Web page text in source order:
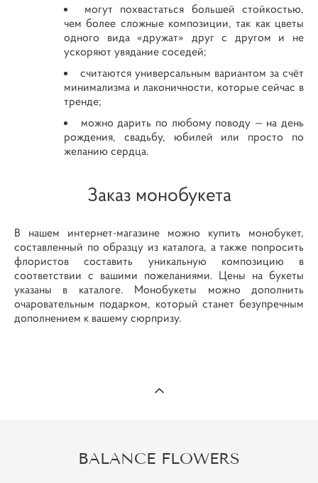
могут похвастаться большей стойкостью,
чем более сложные композиции, так как цветы
одного вида «дружат» друг с другом и не
ускоряют увядание соседей;
считаются универсальным вариантом за счёт
минимализма и лаконичности, которые сейчас в
тренде;
можно дарить по любому поводу — на день
рождения, свадьбу, юбилей или просто по
желанию сердца.
Заказ монобукета
В нашем интернет-магазине можно купить монобукет,
составленный по образцу из каталога, а также попросить
флористов составить уникальную композицию в
соответствии с вашими пожеланиями. Цены на букеты
указаны в каталоге. Монобукеты можно дополнить
очаровательным подарком, который станет безупречным
дополнением к вашему сюрпризу.
BALANCE FLOWERS